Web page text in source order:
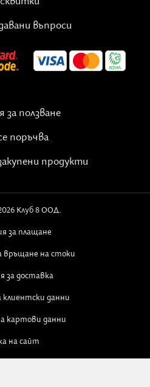
въпроси
за ползване
поръчва
продукти
Клуб 8 ООД.
за плащане
връщане на стоки
за доставка
данни
картови данни
на сайт